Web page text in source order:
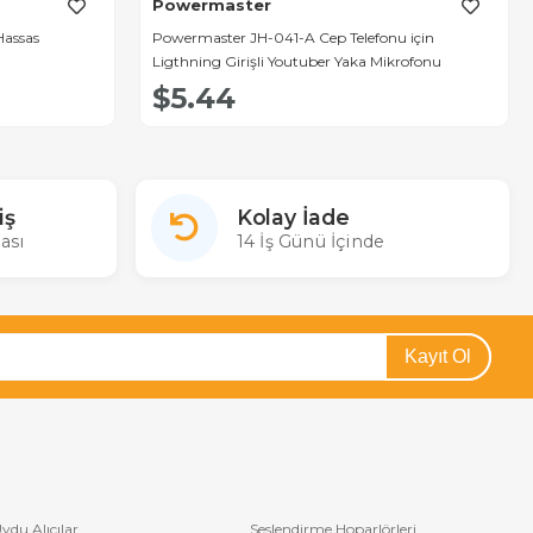
Powermaster
Powermaster JH-041-A Cep Telefonu için
Ligthning Girişli Youtuber Yaka Mikrofonu
$5.44
Kolay İade
14 İş Günü İçinde
Kayıt Ol
Alıcılar
Seslendirme Hoparlörleri